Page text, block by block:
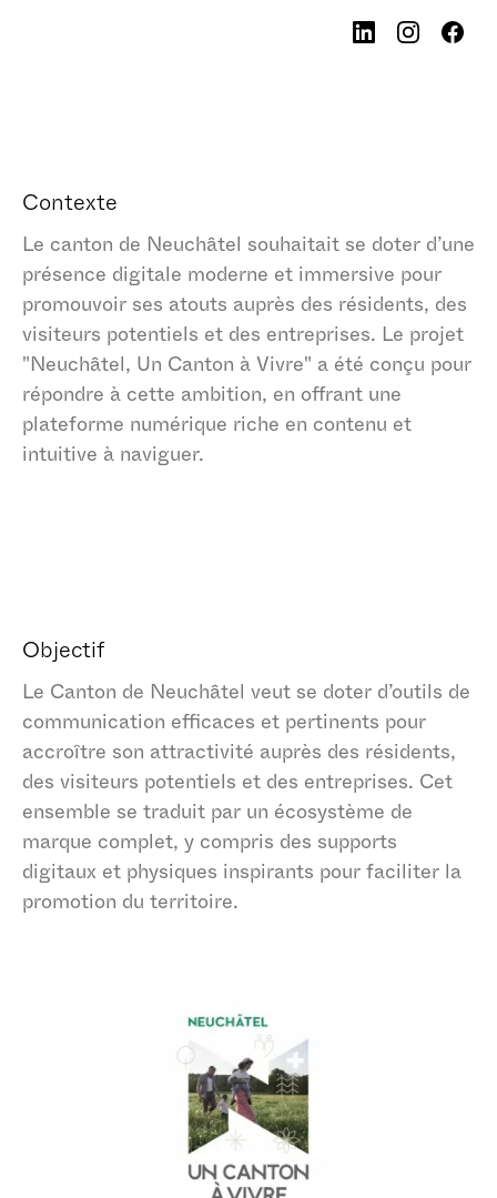
Contexte
Le canton de Neuchâtel souhaitait se doter d’une
présence digitale moderne et immersive pour
promouvoir ses atouts auprès des résidents, des
visiteurs potentiels et des entreprises. Le projet
"Neuchâtel, Un Canton à Vivre" a été conçu pour
répondre à cette ambition, en offrant une
plateforme numérique riche en contenu et
intuitive à naviguer.
Objectif
Le Canton de Neuchâtel veut se doter d’outils de
communication efficaces et pertinents pour
accroître son attractivité auprès des résidents,
des visiteurs potentiels et des entreprises. Cet
ensemble se traduit par un écosystème de
marque complet, y compris des supports
digitaux et physiques inspirants pour faciliter la
promotion du territoire.